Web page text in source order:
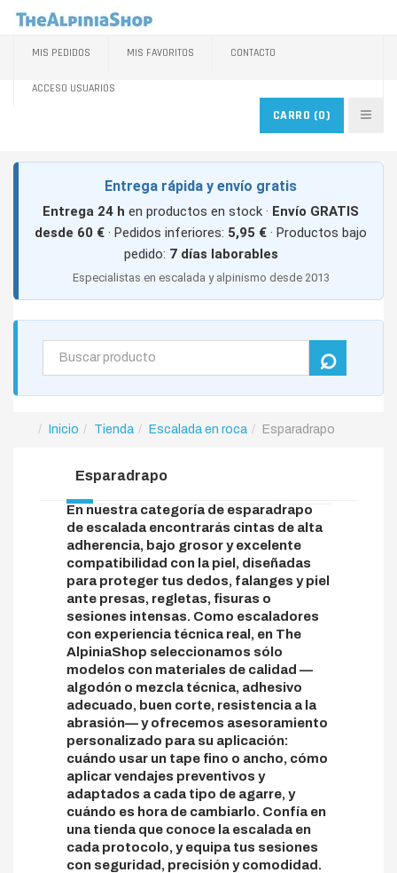
MIS PEDIDOS MIS FAVORITOS CONTACTO
ACCESO USUARIOS
CARRO (0)
Entrega rápida y envío gratis
Entrega 24 h en productos en stock · Envío GRATIS
desde 60 € · Pedidos inferiores: 5,95 € · Productos bajo
pedido: 7 días laborables
Especialistas en escalada y alpinismo desde 2013
Inicio Tienda Escalada en roca Esparadrapo
Esparadrapo
En nuestra categoría de esparadrapo
de escalada encontrarás cintas de alta
adherencia, bajo grosor y excelente
compatibilidad con la piel, diseñadas
para proteger tus dedos, falanges y piel
ante presas, regletas, fisuras o
sesiones intensas. Como escaladores
con experiencia técnica real, en The
AlpiniaShop seleccionamos sólo
modelos con materiales de calidad —
algodón o mezcla técnica, adhesivo
adecuado, buen corte, resistencia a la
abrasión— y ofrecemos asesoramiento
personalizado para su aplicación:
cuándo usar un tape fino o ancho, cómo
aplicar vendajes preventivos y
adaptados a cada tipo de agarre, y
cuándo es hora de cambiarlo. Confía en
una tienda que conoce la escalada en
cada protocolo, y equipa tus sesiones
con seguridad, precisión y comodidad.